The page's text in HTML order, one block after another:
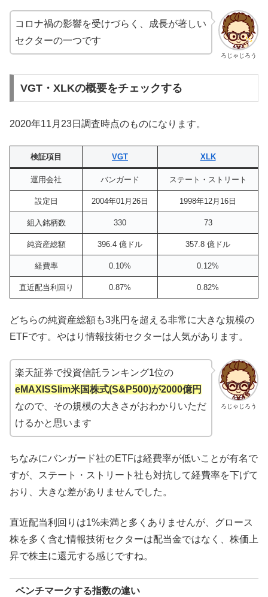
ろじゃじろう
コロナ禍の影響を受けづらく、成長が著しい
セクターの一つです
VGT・XLKの概要をチェックする
2020年11月23日調査時点のものになります。
検証項目 VGT XLK
運用会社 バンガード ステート・ストリート
設定日 2004年01月26日 1998年12月16日
組入銘柄数 330 73
純資産総額 396.4 億ドル 357.8 億ドル
経費率 0.10% 0.12%
直近配当利回り 0.87% 0.82%
どちらの純資産総額も3兆円を超える非常に大きな規模の
ETFです。やはり情報技術セクターは人気があります。
ろじゃじろう
楽天証券で投資信託ランキング1位の
eMAXISSlim米国株式(S&P500)が2000億円
なので、その規模の大きさがおわかりいただ
けるかと思います
ちなみにバンガード社のETFは経費率が低いことが有名で
すが、ステート・ストリート社も対抗して経費率を下げて
おり、大きな差がありませんでした。
直近配当利回りは1%未満と多くありませんが、グロース
株を多く含む情報技術セクターは配当金ではなく、株価上
昇で株主に還元する感じですね。
ベンチマークする指数の違い